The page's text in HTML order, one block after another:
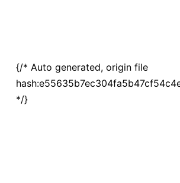
{/* Auto generated, origin file
*/}